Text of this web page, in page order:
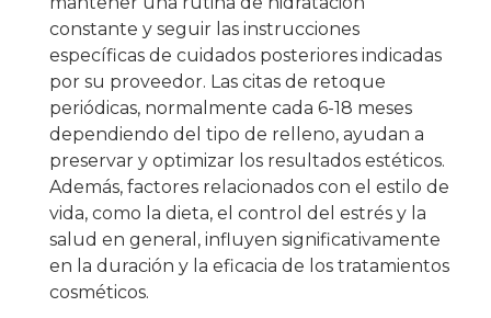
constante y seguir las instrucciones
específicas de cuidados posteriores indicadas
por su proveedor. Las citas de retoque
periódicas, normalmente cada 6-18 meses
dependiendo del tipo de relleno, ayudan a
preservar y optimizar los resultados estéticos.
Además, factores relacionados con el estilo de
vida, como la dieta, el control del estrés y la
salud en general, influyen significativamente
en la duración y la eficacia de los tratamientos
cosméticos.